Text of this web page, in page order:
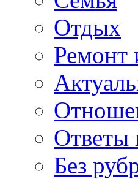
Отдых
Ремонт
Ответы
Без